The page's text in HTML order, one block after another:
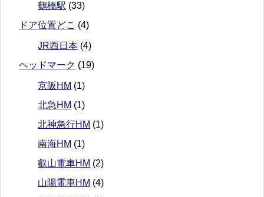
鶴橋駅 (33)
ドア位置どこ (4)
JR西日本 (4)
ヘッドマーク (19)
京阪HM (1)
北急HM (1)
北神急行HM (1)
南海HM (1)
叡山電車HM (2)
山陽電車HM (4)